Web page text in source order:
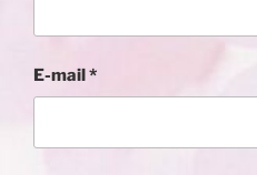
E-mail*